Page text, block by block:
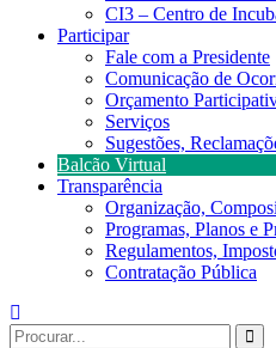
CI3 – Centro de
Participar
Fale com a Presidente
Comunicação de
Orçamento
Serviços
Sugestões,
Balcão Virtual
Transparência
Organização,
Programas, Planos e
Regulamentos,
Contratação Pública